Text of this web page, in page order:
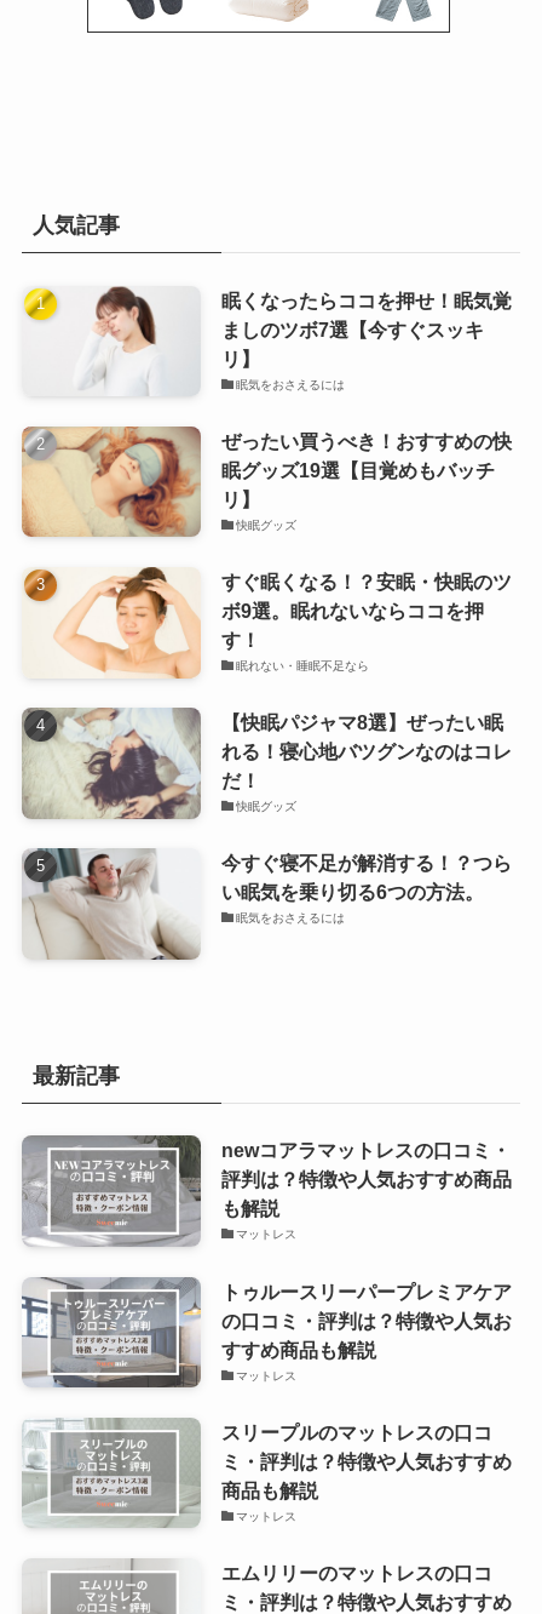
人気記事
眠くなったらココを押せ！眠気覚
ましのツボ7選【今すぐスッキ
リ】
眠気をおさえるには
ぜったい買うべき！おすすめの快
眠グッズ19選【目覚めもバッチ
リ】
快眠グッズ
すぐ眠くなる！？安眠・快眠のツ
ボ9選。眠れないならココを押
す！
眠れない・睡眠不足なら
【快眠パジャマ8選】ぜったい眠
れる！寝心地バツグンなのはコレ
だ！
快眠グッズ
今すぐ寝不足が解消する！？つら
い眠気を乗り切る6つの方法。
眠気をおさえるには
最新記事
newコアラマットレスの口コミ・
評判は？特徴や人気おすすめ商品
も解説
マットレス
トゥルースリーパープレミアケア
の口コミ・評判は？特徴や人気お
すすめ商品も解説
マットレス
スリープルのマットレスの口コ
ミ・評判は？特徴や人気おすすめ
商品も解説
マットレス
エムリリーのマットレスの口コ
ミ・評判は？特徴や人気おすすめ